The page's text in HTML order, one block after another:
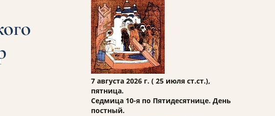
7 августа 2026 г. ( 25 июля ст.ст.),
пятница.
Седмица 10-я по Пятидесятнице. День
постный.